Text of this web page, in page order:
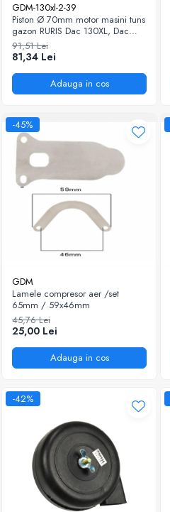
GDM-130xl-2-39
Piston Ø 70mm motor masini tuns
gazon RURIS Dac 130XL, Dac
9700S
91,51 Lei
81,34 Lei
Adauga in cos
-45%
GDM
Lamele compresor aer /set
65mm / 59x46mm
45,76 Lei
25,00 Lei
Adauga in cos
-42%